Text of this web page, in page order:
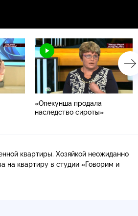
«Опекунша продала
наследство сироты»
квартиры. Хозяйкой неожиданно
на квартиру в студии «Говорим и